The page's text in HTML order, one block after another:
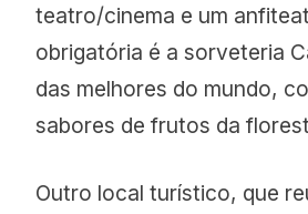
teatro/cinema e um
obrigatória é a sorveteria
das melhores do mundo,
sabores de frutos da
Outro local turístico, que